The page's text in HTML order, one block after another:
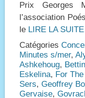
Prix Georges
l’association
le LIRE LA
Catégories
Minutes s/mer,
Ashkehoug,
Eskelina, For
Sers, Geoffrey
Gervaise,